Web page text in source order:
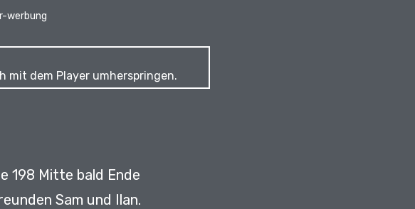
werbung
mit dem Player umherspringen.
198 Mitte bald Ende
Sam und Ilan.